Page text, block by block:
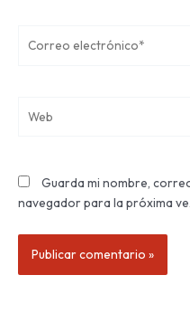
electrónico*
Guarda mi nombre,
navegador para la próxima